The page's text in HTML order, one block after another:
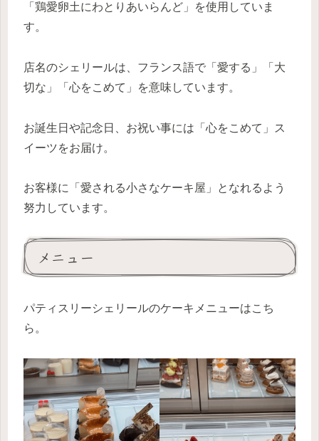
「鶏愛卵土にわとりあいらんど」を使用していま
す。
店名のシェリールは、フランス語で「愛する」「大
切な」「心をこめて」を意味しています。
お誕生日や記念日、お祝い事には「心をこめて」ス
イーツをお届け。
お客様に「愛される小さなケーキ屋」となれるよう
努力しています。
メニュー
パティスリーシェリールのケーキメニューはこち
ら。